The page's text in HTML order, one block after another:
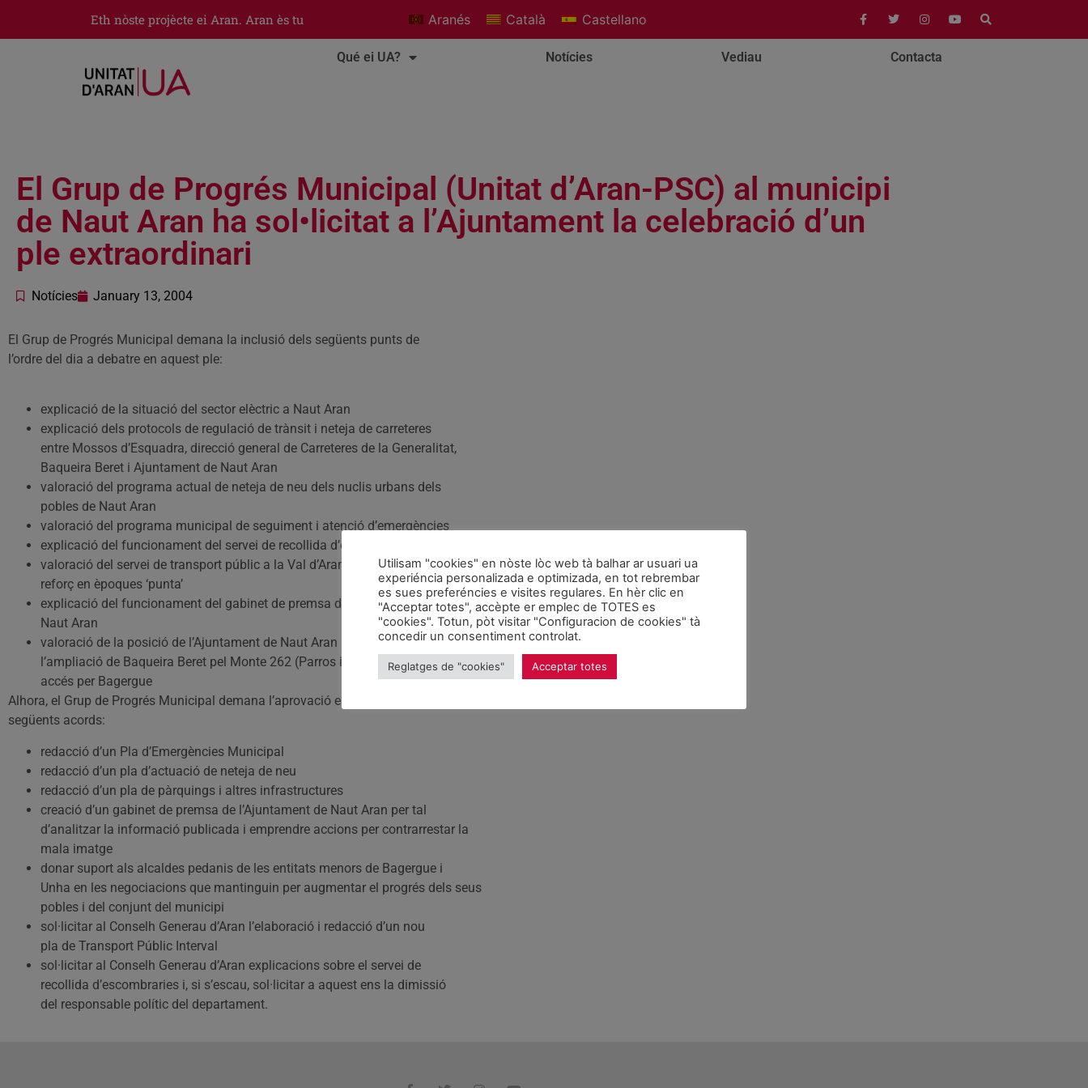
Eth nòste projècte ei Aran. Aran ès tu Aranés Català Castellano
Qué ei UA? Notícies Vediau Contacta
El Grup de Progrés Municipal (Unitat d’Aran-PSC) al municipi
de Naut Aran ha sol•licitat a l’Ajuntament la celebració d’un
ple extraordinari
Notícies January 13, 2004
El Grup de Progrés Municipal demana la inclusió dels següents punts de
l’ordre del dia a debatre en aquest ple:
explicació de la situació del sector elèctric a Naut Aran
explicació dels protocols de regulació de trànsit i neteja de carreteres
entre Mossos d’Esquadra, direcció general de Carreteres de la Generalitat,
Baqueira Beret i Ajuntament de Naut Aran
valoració del programa actual de neteja de neu dels nuclis urbans dels
pobles de Naut Aran
valoració del programa municipal de seguiment i atenció d’emergències
explicació del funcionament del servei de recollida d’escombraries
valoració del servei de transport públic a la Val d’Aran i del seu
reforç en èpoques ‘punta’
explicació del funcionament del gabinet de premsa de l’Ajuntament de
Naut Aran
valoració de la posició de l’Ajuntament de Naut Aran respecte
l’ampliació de Baqueira Beret pel Monte 262 (Parros i Forcall) amb un nou
accés per Bagergue
Alhora, el Grup de Progrés Municipal demana l’aprovació en aquest ple dels
següents acords:
redacció d’un Pla d’Emergències Municipal
redacció d’un pla d’actuació de neteja de neu
redacció d’un pla de pàrquings i altres infrastructures
creació d’un gabinet de premsa de l’Ajuntament de Naut Aran per tal
d’analitzar la informació publicada i emprendre accions per contrarrestar la
mala imatge
donar suport als alcaldes pedanis de les entitats menors de Bagergue i
Unha en les negociacions que mantinguin per augmentar el progrés dels seus
pobles i del conjunt del municipi
sol·licitar al Conselh Generau d’Aran l’elaboració i redacció d’un nou
pla de Transport Públic Interval
sol·licitar al Conselh Generau d’Aran explicacions sobre el servei de
recollida d’escombraries i, si s’escau, sol·licitar a aquest ens la dimissió
del responsable polític del departament.
Utilisam "cookies" en nòste lòc web tà balhar ar usuari ua
experiéncia personalizada e optimizada, en tot rebrembar
es sues preferéncies e visites regulares. En hèr clic en
"Acceptar totes", accèpte er emplec de TOTES es
"cookies". Totun, pòt visitar "Configuracion de cookies" tà
concedir un consentiment controlat.
Reglatges de "cookies" Acceptar totes